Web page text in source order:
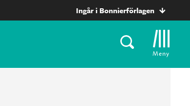
Ingår i Bonnierförlagen
Meny